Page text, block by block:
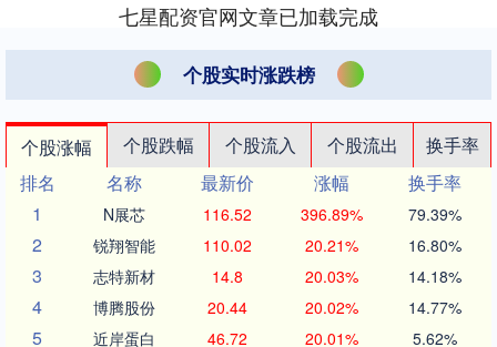
七星配资官网文章已加载完成
个股实时涨跌榜
个股涨幅 个股跌幅 个股流入 个股流出
换手率
排名
名称 最新价 涨幅
换手率
1
N展芯 116.52 396.89% 79.39%
2 锐翔智能 110.02 20.21% 16.80%
3 志特新材 14.8 20.03% 14.18%
4 博腾股份 20.44 20.02% 14.77%
5 近岸蛋白 46.72 20.01% 5.62%